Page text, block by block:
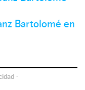
Bartolomé en
·